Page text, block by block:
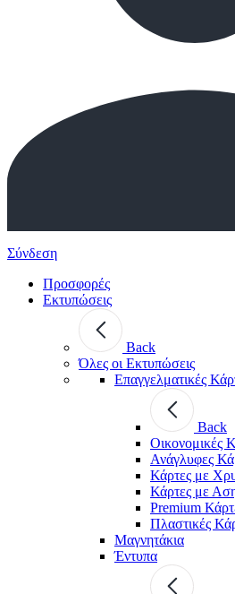
Σύνδεση
Προσφορές
Εκτυπώσεις
Back
Όλες οι Εκτυπώσεις
Επαγγελματικές
Back
Οικονομικές
Ανάγλυφες
Κάρτες με
Κάρτες με
Premium
Πλαστικές
Μαγνητάκια
Έντυπα